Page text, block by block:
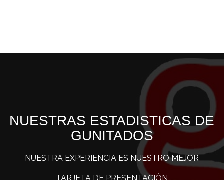
NUESTRAS ESTADISTICAS DE
GUNITADOS
NUESTRA EXPERIENCIA ES NUESTRO MEJOR
TARJETA DE PRESENTACIÓN